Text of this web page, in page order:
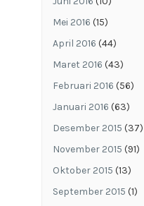
Mei 2016 (15)
April 2016 (44)
Maret 2016 (43)
Februari 2016 (56)
Januari 2016 (63)
Desember 2015 (37)
November 2015 (91)
Oktober 2015 (13)
September 2015 (1)